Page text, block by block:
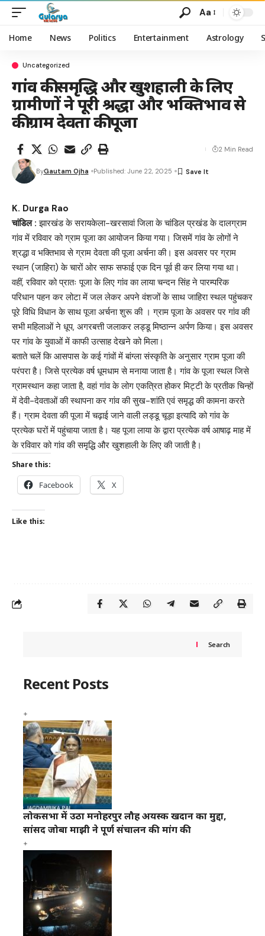
Aa
Home News Politics Entertainment Astrology
Uncategorized
गांव की समृद्धि और खुशहाली के लिए
ग्रामीणों ने पूरी श्रद्धा और भक्तिभाव से
की ग्राम देवता की पूजा
ByGautam Ojha Published: June 22, 2025
2 Min Read
K. Durga Rao
चांडिल : झारखंड के सरायकेला-खरसावां जिला के चांडिल प्रखंड के दालग्राम
गांव में रविवार को ग्राम पूजा का आयोजन किया गया। जिसमें गांव के लोगों ने
श्रद्धा व भक्तिभाव से ग्राम देवता की पूजा अर्चना की। इस अवसर पर ग्राम
स्थान (जाहिरा) के चारों ओर साफ सफाई एक दिन पूर्व ही कर लिया गया था।
वहीं, रविवार को प्रातः पूजा के लिए गांव का लाया चन्दन सिंह ने पारम्परिक
परिधान पहन कर लोटा में जल लेकर अपने वंशजों के साथ जाहिरा स्थल पहुंचकर
पूरे विधि विधान के साथ पूजा अर्चना शुरू की । ग्राम पूजा के अवसर पर गांव की
सभी महिलाओं ने धूप, अगरबत्ती जलाकर लड्डू मिष्ठान्न अर्पण किया। इस अवसर
पर गांव के युवाओं में काफी उत्साह देखने को मिला।
बताते चलें कि आसपास के कई गांवों में बांग्ला संस्कृति के अनुसार ग्राम पूजा की
परंपरा है। जिसे प्रत्येक वर्ष धूमधाम से मनाया जाता है। गांव के पूजा स्थल जिसे
ग्रामस्थान कहा जाता है, वहां गांव के लोग एकत्रित होकर मिट्टी के प्रतीक चिन्हों
में देवी-देवताओं की स्थापना कर गांव की सुख-शांति एवं समृद्ध की कामना करते
हैं। ग्राम देवता की पूजा में चढ़ाई जाने वाली लड्डू चूड़ा इत्यादि को गांव के
प्रत्येक घरों में पहुंचाया जाता है। यह पूजा लाया के द्वारा प्रत्येक वर्ष आषाढ़ माह में
के रविवार को गांव की समृद्धि और खुशहाली के लिए की जाती है।
Share this:
Facebook X
Like this:
Search
Recent Posts
लोकसभा में उठा मनोहरपुर लौह अयस्क खदान का मुद्दा,
सांसद जोबा माझी ने पूर्ण संचालन की मांग की